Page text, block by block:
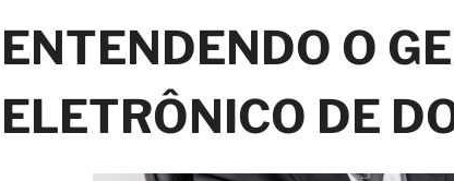
ENTENDENDO O
ELETRÔNICO DE